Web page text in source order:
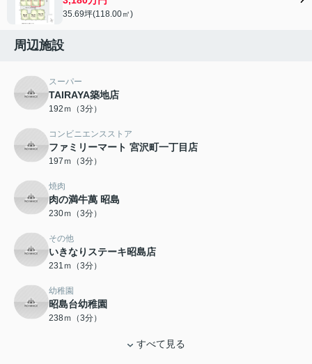
35.69坪(118.00㎡)
周辺施設
スーパー
TAIRAYA築地店
192ｍ（3分）
コンビニエンスストア
ファミリーマート 宮沢町一丁目店
197ｍ（3分）
焼肉
肉の満牛萬 昭島
230ｍ（3分）
その他
いきなりステーキ昭島店
231ｍ（3分）
幼稚園
昭島台幼稚園
238ｍ（3分）
すべて見る